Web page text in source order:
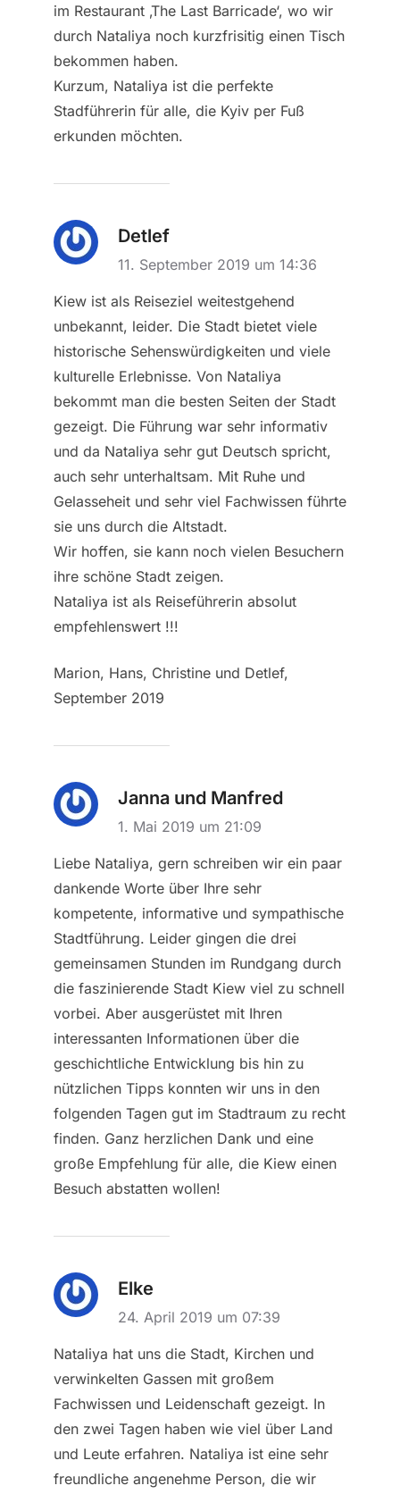
im Restaurant ‚The Last Barricade‘, wo wir
durch Nataliya noch kurzfrisitig einen Tisch
bekommen haben.
Kurzum, Nataliya ist die perfekte
Stadführerin für alle, die Kyiv per Fuß
erkunden möchten.
Detlef
11. September 2019 um 14:36
Kiew ist als Reiseziel weitestgehend
unbekannt, leider. Die Stadt bietet viele
historische Sehenswürdigkeiten und viele
kulturelle Erlebnisse. Von Nataliya
bekommt man die besten Seiten der Stadt
gezeigt. Die Führung war sehr informativ
und da Nataliya sehr gut Deutsch spricht,
auch sehr unterhaltsam. Mit Ruhe und
Gelasseheit und sehr viel Fachwissen führte
sie uns durch die Altstadt.
Wir hoffen, sie kann noch vielen Besuchern
ihre schöne Stadt zeigen.
Nataliya ist als Reiseführerin absolut
empfehlenswert !!!
Marion, Hans, Christine und Detlef,
September 2019
Janna und Manfred
1. Mai 2019 um 21:09
Liebe Nataliya, gern schreiben wir ein paar
dankende Worte über Ihre sehr
kompetente, informative und sympathische
Stadtführung. Leider gingen die drei
gemeinsamen Stunden im Rundgang durch
die faszinierende Stadt Kiew viel zu schnell
vorbei. Aber ausgerüstet mit Ihren
interessanten Informationen über die
geschichtliche Entwicklung bis hin zu
nützlichen Tipps konnten wir uns in den
folgenden Tagen gut im Stadtraum zu recht
finden. Ganz herzlichen Dank und eine
große Empfehlung für alle, die Kiew einen
Besuch abstatten wollen!
Elke
24. April 2019 um 07:39
Nataliya hat uns die Stadt, Kirchen und
verwinkelten Gassen mit großem
Fachwissen und Leidenschaft gezeigt. In
den zwei Tagen haben wie viel über Land
und Leute erfahren. Nataliya ist eine sehr
freundliche angenehme Person, die wir